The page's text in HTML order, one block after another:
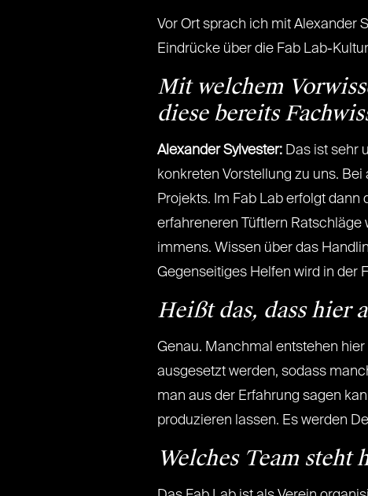
Vor Ort sprach ich mit Alexander
Eindrücke über die Fab Lab-
Mit welchem
diese bereits
Alexander Sylvester:Das ist sehr
konkreten Vorstellung zu uns.
Projekts. Im Fab Lab erfolgt
erfahreneren Tüftlern
immens. Wissen über das
Gegenseitiges Helfen wird in der
Heißt das, dass hier
Genau. Manchmal entstehen
ausgesetzt werden, sodass
man aus der Erfahrung sagen
produzieren lassen. Es werden
Welches Team